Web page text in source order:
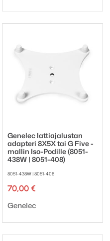
Genelec lattiajalustan
adapteri 8X5X tai G Five -
mallin Iso-Podille (8051-
438W | 8051-408)
8051-438W | 8051-408
70,00 €
Tuotemerkki:
Genelec